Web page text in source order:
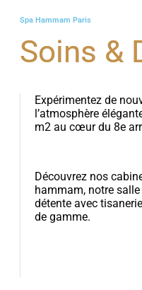
Spa Hammam Paris
Soins &
Expérimentez de
l’atmosphère
m2 au cœur du 8e
Découvrez nos
hammam, notre
détente avec
de gamme.